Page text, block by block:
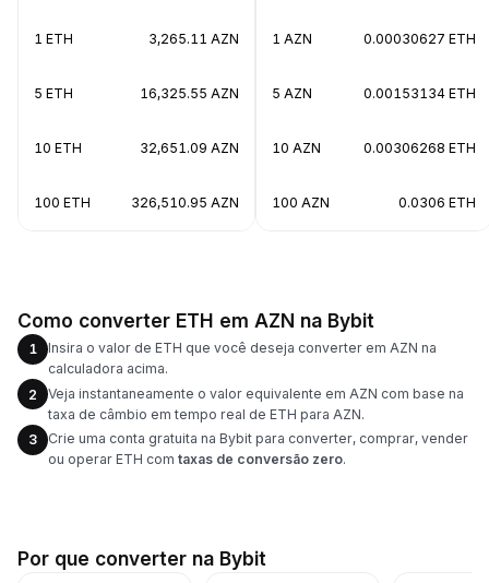
1 ETH 3,265.11 AZN
5 ETH 16,325.55 AZN
10 ETH 32,651.09 AZN
100 ETH 326,510.95 AZN
1 AZN 0.00030627 ETH
5 AZN 0.00153134 ETH
10 AZN 0.00306268 ETH
100 AZN 0.0306 ETH
Como converter ETH em AZN na Bybit
1
Insira o valor de ETH que você deseja converter em AZN na
calculadora acima.
2
Veja instantaneamente o valor equivalente em AZN com base na
taxa de câmbio em tempo real de ETH para AZN.
3
Crie uma conta gratuita na Bybit para converter, comprar, vender
ou operar ETH com taxas de conversão zero.
Por que converter na Bybit